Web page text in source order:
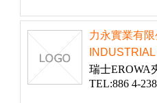
力永實業有
瑞士EROWA
TEL:886 4-